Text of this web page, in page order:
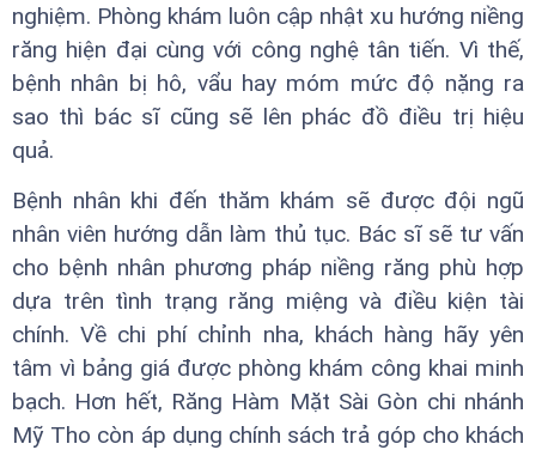
nghiệm. Phòng khám luôn cập nhật xu hướng niềng
răng hiện đại cùng với công nghệ tân tiến. Vì thế,
bệnh nhân bị hô, vẩu hay móm mức độ nặng ra
sao thì bác sĩ cũng sẽ lên phác đồ điều trị hiệu
quả.
Bệnh nhân khi đến thăm khám sẽ được đội ngũ
nhân viên hướng dẫn làm thủ tục. Bác sĩ sẽ tư vấn
cho bệnh nhân phương pháp niềng răng phù hợp
dựa trên tình trạng răng miệng và điều kiện tài
chính. Về chi phí chỉnh nha, khách hàng hãy yên
tâm vì bảng giá được phòng khám công khai minh
bạch. Hơn hết, Răng Hàm Mặt Sài Gòn chi nhánh
Mỹ Tho còn áp dụng chính sách trả góp cho khách